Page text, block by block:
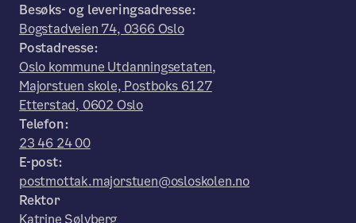
Besøks- og leveringsadresse:
Bogstadveien 74, 0366 Oslo
Postadresse:
Oslo kommune Utdanningsetaten,
Majorstuen skole, Postboks 6127
Etterstad, 0602 Oslo
Telefon:
23 46 24 00
E-post:
postmottak.majorstuen@osloskolen.no
Rektor